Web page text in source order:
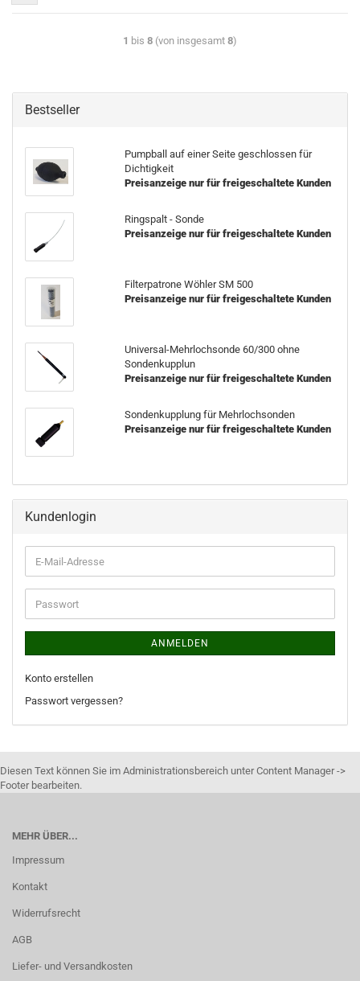
1 bis 8 (von insgesamt 8)
Bestseller
Pumpball auf einer Seite geschlossen für
Dichtigkeit
Preisanzeige nur für freigeschaltete Kunden
Ringspalt - Sonde
Preisanzeige nur für freigeschaltete Kunden
Filterpatrone Wöhler SM 500
Preisanzeige nur für freigeschaltete Kunden
Universal-Mehrlochsonde 60/300 ohne
Sondenkupplun
Preisanzeige nur für freigeschaltete Kunden
Sondenkupplung für Mehrlochsonden
Preisanzeige nur für freigeschaltete Kunden
Kundenlogin
ANMELDEN
Konto erstellen
Passwort vergessen?
Diesen Text können Sie im Administrationsbereich unter Content Manager ->
Footer bearbeiten.
MEHR ÜBER...
Impressum
Kontakt
Widerrufsrecht
AGB
Liefer- und Versandkosten